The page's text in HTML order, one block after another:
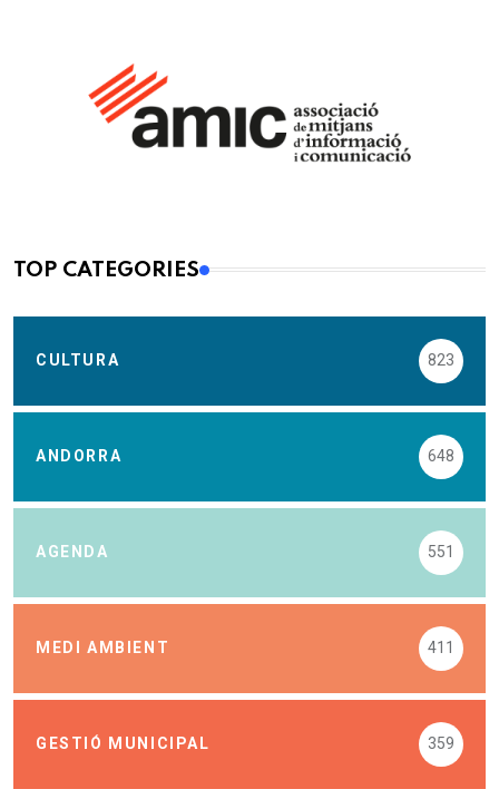
TOP CATEGORIES
CULTURA 823
ANDORRA 648
AGENDA 551
MEDI AMBIENT 411
GESTIÓ MUNICIPAL 359